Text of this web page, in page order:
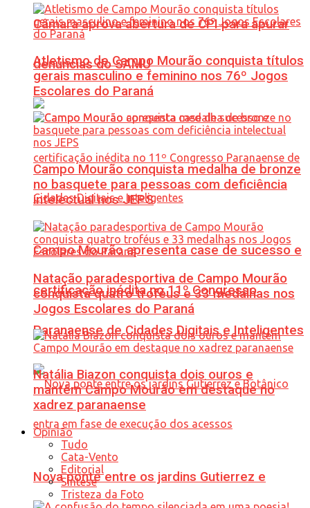
Câmara aprova abertura de CPI para apurar
denúncias do SAMU
Campo Mourão apresenta case de sucesso e
certificação inédita no 11º Congresso
Paranaense de Cidades Digitais e Inteligentes
Nova ponte entre os jardins Gutierrez e
Atletismo de Campo Mourão conquista títulos
gerais masculino e feminino nos 76º Jogos
Escolares do Paraná
Campo Mourão conquista medalha de bronze
no basquete para pessoas com deficiência
intelectual nos JEPS
Natação paradesportiva de Campo Mourão
conquista quatro troféus e 33 medalhas nos
Jogos Escolares do Paraná
Natália Biazon conquista dois ouros e
mantém Campo Mourão em destaque no
xadrez paranaense
Opinião
Tudo
Cata-Vento
Editorial
Síntese
Tristeza da Foto